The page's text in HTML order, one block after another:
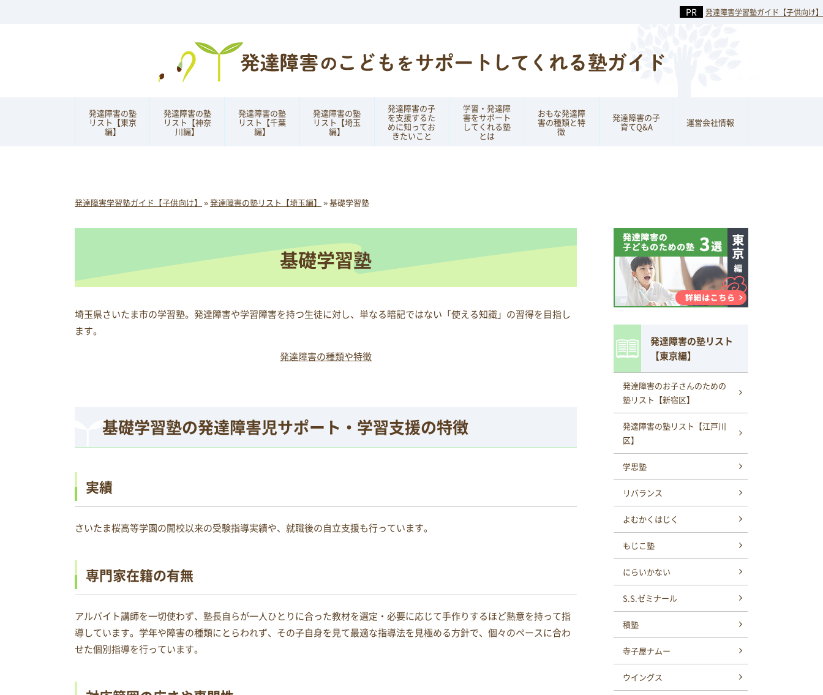
発達障害学習塾ガイド【子供向け】
発達障害の塾
リスト【東京
編】
発達障害の塾
リスト【神奈
川編】
発達障害の塾
リスト【千葉
編】
発達障害の塾
リスト【埼玉
編】
発達障害の子
を支援するた
めに知ってお
きたいこと
学習・発達障
害をサポート
してくれる塾
とは
おもな発達障
害の種類と特
徴
発達障害の子
育てQ&A 運営会社情報
発達障害学習塾ガイド【子供向け】 »発達障害の塾リスト【埼玉編】 »基礎学習塾
基礎学習塾
埼玉県さいたま市の学習塾。発達障害や学習障害を持つ生徒に対し、単なる暗記ではない「使える知識」の習得を目指し
ます。
発達障害の種類や特徴
基礎学習塾の発達障害児サポート・ 学習支援の特徴
実績
さいたま桜高等学園の開校以来の受験指導実績や、就職後の自立支援も行っています。
専門家在籍の有無
アルバイト講師を一切使わず、塾長自らが一人ひとりに合った教材を選定・必要に応じて手作りするほど熱意を持って指
導しています。学年や障害の種類にとらわれず、その子自身を見て最適な指導法を見極める方針で、個々のペースに合わ
せた個別指導を行っています。
発達障害の塾リスト
【東京編】
発達障害のお子さんのための
塾リスト【新宿区】
発達障害の塾リスト【江戸川
区】
学思塾
リバランス
よむかくはじく
もじこ塾
にらいかない
S.S.ゼミナール
積塾
寺子屋ナムー
ウイングス